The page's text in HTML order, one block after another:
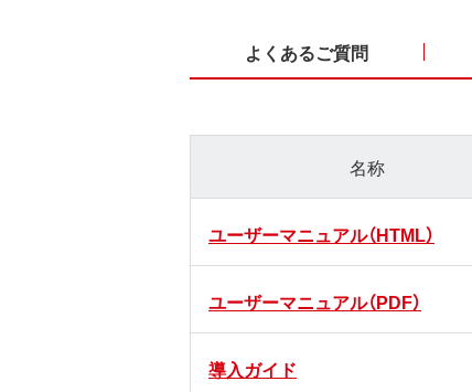
よくあるご質問
名称
ユーザーマニュアル（HTML）
ユーザーマニュアル（PDF）
導入ガイド